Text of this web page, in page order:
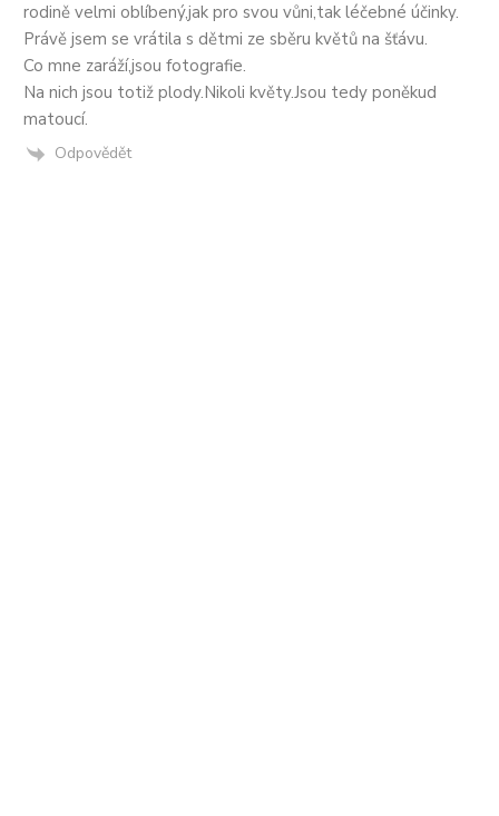
rodině velmi oblíbený,jak pro svou vůni,tak léčebné účinky.
Právě jsem se vrátila s dětmi ze sběru květů na šťávu.
Co mne zaráží,jsou fotografie.
Na nich jsou totiž plody.Nikoli květy.Jsou tedy poněkud
matoucí.
Odpovědět